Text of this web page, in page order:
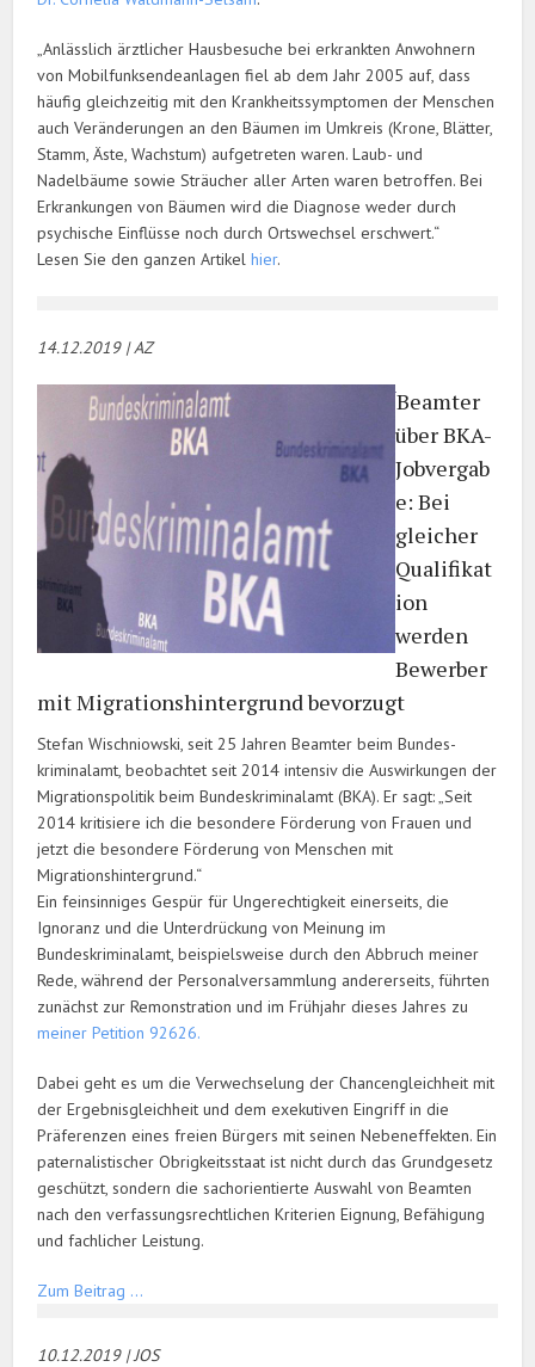
„Anlässlich ärztlicher Hausbesuche bei erkrankten Anwohnern
von Mobilfunk­sendeanlagen fiel ab dem Jahr 2005 auf, dass
häufig gleichzeitig mit den Krankheits­symptomen der Menschen
auch Veränderungen an den Bäumen im Umkreis (Krone, Blätter,
Stamm, Äste, Wachstum) aufgetreten waren. Laub- und
Nadelbäume sowie Sträucher aller Arten waren betroffen. Bei
Erkrankungen von Bäumen wird die Diagnose weder durch
psychische Einflüsse noch durch Ortswechsel erschwert.“
Lesen Sie den ganzen Artikelhier.
14.12.2019 | AZ
Beamter
über BKA-
Jobvergab
e: Bei
gleicher
Qualifikat
ion
werden
Bewerber
mit Migrations­hintergrund bevorzugt
Stefan Wischniowski, seit 25 Jahren Beamter beim Bundes­
kriminal­amt, beobachtet seit 2014 intensiv die Auswirkungen der
Migrationspolitik beim Bundeskriminalamt (BKA). Er sagt: „Seit
2014 kritisiere ich die besondere Förderung von Frauen und
jetzt die besondere Förderung von Menschen mit
Migrationshintergrund.“
Ein feinsinniges Gespür für Ungerechtigkeit einerseits, die
Ignoranz und die Unterdrückung von Meinung im
Bundeskriminalamt, beispielsweise durch den Abbruch meiner
Rede, während der Personalversammlung andererseits, führten
zunächst zur Remonstration und im Frühjahr dieses Jahres zu
meiner Petition 92626.
Dabei geht es um die Verwechselung der Chancengleichheit mit
der Ergebnisgleichheit und dem exekutiven Eingriff in die
Präferenzen eines freien Bürgers mit seinen Nebeneffekten. Ein
paternalistischer Obrigkeitsstaat ist nicht durch das Grundgesetz
geschützt, sondern die sachorientierte Auswahl von Beamten
nach den verfassungsrechtlichen Kriterien Eignung, Befähigung
und fachlicher Leistung.
Zum Beitrag …
10.12.2019 | JOS